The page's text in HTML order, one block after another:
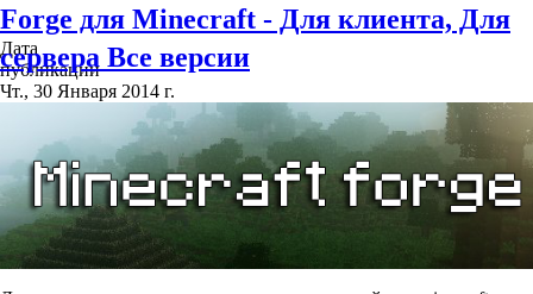
Forge для Minecraft - Для клиента, Для
сервера Все версии
Дата
публикации
Чт., 30 Января 2014 г.